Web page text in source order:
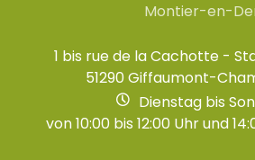
Montier-en-
1 bis rue de la Cachotte -
51290 Giffaumont-
Dienstag bis
von 10:00 bis 12:00 Uhr und